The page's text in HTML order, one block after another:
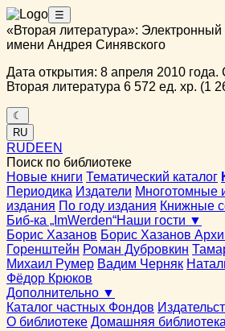
☰
«Вторая литература»:
имени Андрея Синявского
Дата открытия: 8 апреля 2010 года.
Вторая литература 6 572 ед. хр. (1
☾
RU
RUDEEN
Поиск по библиотеке
Новые книги Тематический каталог
Периодика Издатели Многотомные
издания По году издания Книжные
Биб-ка „ImWerden“Наши гости ▼
Борис Хазанов Борис Хазанов
Горенштейн Роман Дубровкин
Михаил Румер Вадим Черняк
Фёдор Крюков
Дополнительно ▼
Каталог частных Фондов
О библиотеке Домашняя библиотека